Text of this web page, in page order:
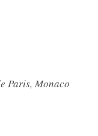
Paris, Monaco